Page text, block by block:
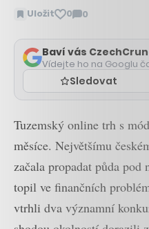
Uložit 0 0
Zobrazit
Baví vás
Vídejte ho na Googlu
Sledovat
Tuzemský online trh s
měsíce. Největšímu
začala propadat půda pod
topil ve finančních
vtrhli dva významní